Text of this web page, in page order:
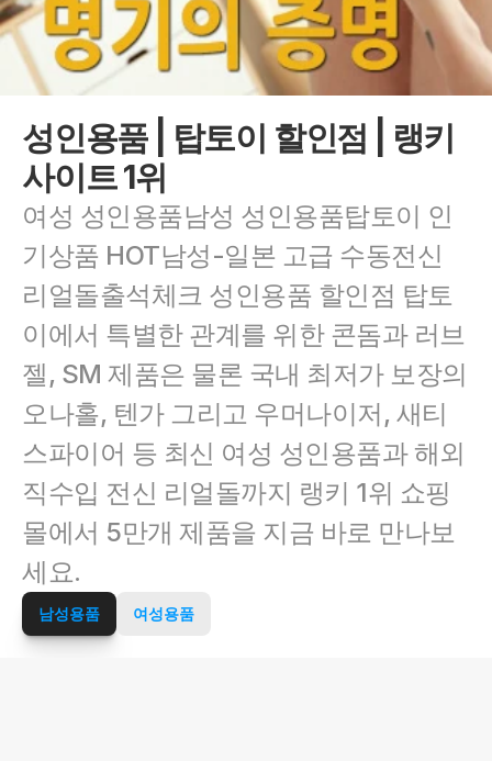
성인용품 | 탑토이 할인점 | 랭키
사이트 1위
여성 성인용품남성 성인용품탑토이 인
기상품 HOT남성-일본 고급 수동전신
리얼돌출석체크 성인용품 할인점 탑토
이에서 특별한 관계를 위한 콘돔과 러브
젤, SM 제품은 물론 국내 최저가 보장의
오나홀, 텐가 그리고 우머나이저, 새티
스파이어 등 최신 여성 성인용품과 해외
직수입 전신 리얼돌까지 랭키 1위 쇼핑
몰에서 5만개 제품을 지금 바로 만나보
세요.
남성용품 여성용품